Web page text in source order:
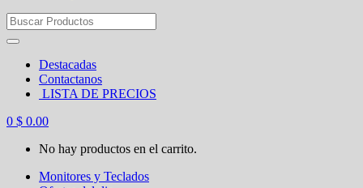
Search
for:
Destacadas
Contactanos
LISTA DE PRECIOS
0 $ 0.00
No hay productos en el carrito.
Monitores y Teclados